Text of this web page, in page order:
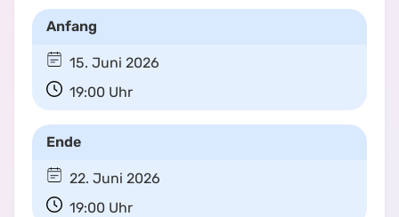
Anfang
15. Juni 2026
19:00 Uhr
Ende
22. Juni 2026
19:00 Uhr